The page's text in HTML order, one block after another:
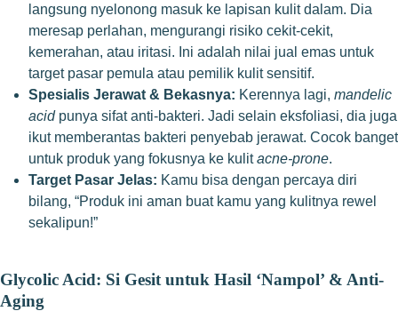
langsung nyelonong masuk ke lapisan kulit dalam. Dia
meresap perlahan, mengurangi risiko cekit-cekit,
kemerahan, atau iritasi. Ini adalah nilai jual emas untuk
target pasar pemula atau pemilik kulit sensitif.
Spesialis Jerawat & Bekasnya: Kerennya lagi, mandelic
acidpunya sifat anti-bakteri. Jadi selain eksfoliasi, dia juga
ikut memberantas bakteri penyebab jerawat. Cocok banget
untuk produk yang fokusnya ke kulitacne-prone.
Target Pasar Jelas: Kamu bisa dengan percaya diri
bilang, “Produk ini aman buat kamu yang kulitnya rewel
sekalipun!”
Glycolic Acid: Si Gesit untuk Hasil ‘Nampol’ & Anti-
Aging